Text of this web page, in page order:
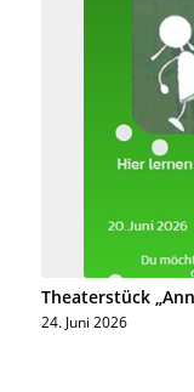
Theaterstück
24. Juni 2026